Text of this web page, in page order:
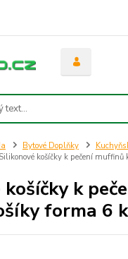
Bytové Doplňky
Silikonové košíčky k pečení
k
forma 6